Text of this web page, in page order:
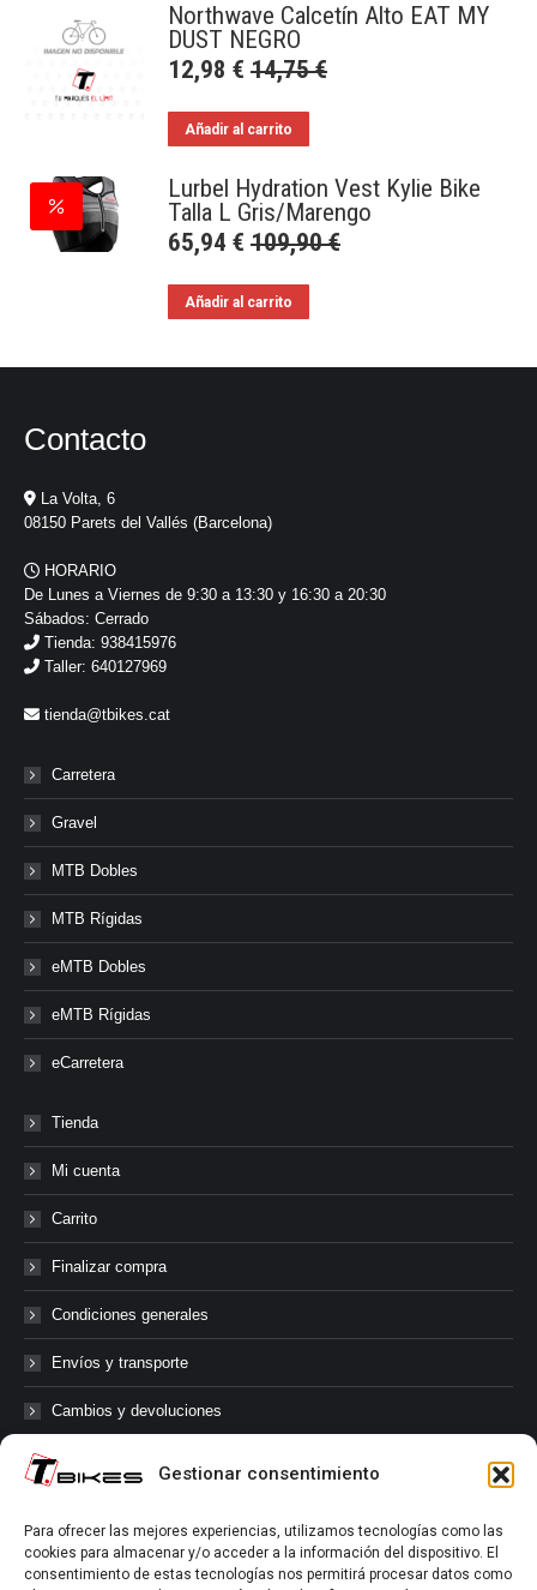
Gestionar consentimiento
Para ofrecer las mejores experiencias, utilizamos tecnologías como las
cookies para almacenar y/o acceder a la información del dispositivo. El
consentimiento de estas tecnologías nos permitirá procesar datos como
Northwave Calcetín Alto EAT MY
DUST NEGRO
12,98 € 14,75€
Añadir al carrito
Lurbel Hydration Vest Kylie Bike
Talla L Gris/Marengo
65,94 € 109,90€
Añadir al carrito
Contacto
La Volta, 6
08150 Parets del Vallés (Barcelona)
HORARIO
De Lunes a Viernes de 9:30 a 13:30 y 16:30 a 20:30
Sábados: Cerrado
Tienda: 938415976
Taller: 640127969
tienda@tbikes.cat
Carretera
Gravel
MTB Dobles
MTB Rígidas
eMTB Dobles
eMTB Rígidas
eCarretera
Tienda
Mi cuenta
Carrito
Finalizar compra
Condiciones generales
Envíos y transporte
Cambios y devoluciones
@tbikes.cat #tbikes
Síguenos en las redes sociales de Tbikes, mantente informado de